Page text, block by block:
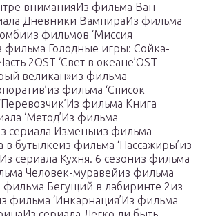
вниманияИз фильма Ван
Дневники ВампираИз фильма
фильмов ‘Миссия
фильма Голодные игры: Сойка-
2OST ‘Свет в океане’OST
великан»из фильма
фильма ‘Список
фильма Книга
‘Метод’Из фильма
сериала Изменыиз фильма
бутылкеиз фильма ‘Пассажиры’из
сериала Кухня. 6 сезониз фильма
Человек-муравейиз фильма
Бегущий в лабиринте 2из
фильма ‘Инкарнация’Из фильма